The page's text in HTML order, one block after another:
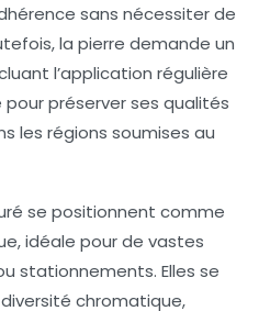
sans nécessiter de
la pierre demande un
l’application régulière
préserver ses qualités
les régions soumises au
se positionnent comme
idéale pour de vastes
stationnements. Elles se
chromatique,